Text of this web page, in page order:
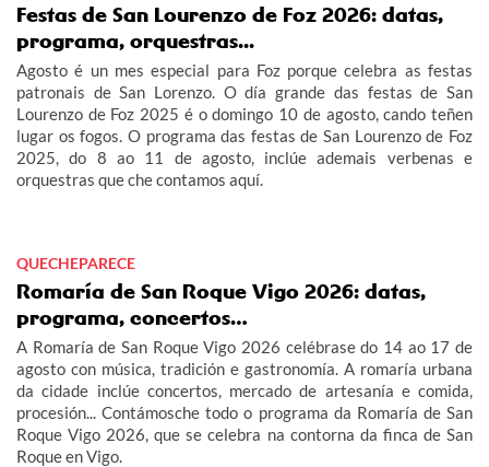
Festas de San Lourenzo de Foz 2026: datas,
programa, orquestras...
Agosto é un mes especial para Foz porque celebra as festas
patronais de San Lorenzo. O día grande das festas de San
Lourenzo de Foz 2025 é o domingo 10 de agosto, cando teñen
lugar os fogos. O programa das festas de San Lourenzo de Foz
2025, do 8 ao 11 de agosto, inclúe ademais verbenas e
orquestras que che contamos aquí.
QUECHEPARECE
Romaría de San Roque Vigo 2026: datas,
programa, concertos…
A Romaría de San Roque Vigo 2026 celébrase do 14 ao 17 de
agosto con música, tradición e gastronomía. A romaría urbana
da cidade inclúe concertos, mercado de artesanía e comida,
procesión... Contámosche todo o programa da Romaría de San
Roque Vigo 2026, que se celebra na contorna da finca de San
Roque en Vigo.